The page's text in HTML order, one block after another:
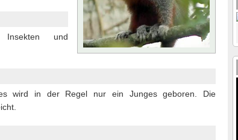
und
wird in der Regel nur ein Junges geboren. Die